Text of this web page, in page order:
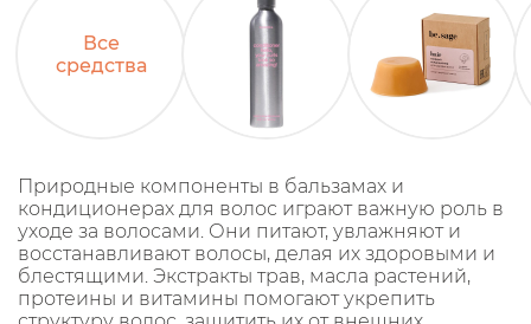
Все
средства
Природные компоненты в бальзамах и
кондиционерах для волос играют важную роль в
уходе за волосами. Они питают, увлажняют и
восстанавливают волосы, делая их здоровыми и
блестящими. Экстракты трав, масла растений,
протеины и витамины помогают укрепить